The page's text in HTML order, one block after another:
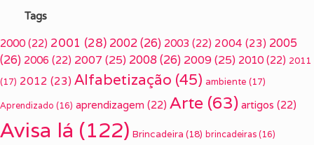
Tags
2000 (22) 2001 (28) 2002(26) 2003 (22) 2004 (23) 2005
(26) 2006 (22) 2007 (25) 2008(26) 2009(25) 2010 (22) 2011
(17) 2012 (23) Alfabetização (45) ambiente (17)
Aprendizado (16) aprendizagem (22) Arte (63) artigos (22)
Avisa lá (122) Brincadeira (18) brincadeiras (16)